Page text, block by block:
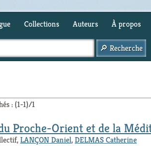
Collections Auteurs À propos
: (1-1)/1
Proche-Orient et de la
LANÇON Daniel,DELMAS Catherine